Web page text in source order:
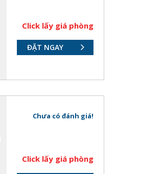
Click lấy giá phòng
ĐẶT NGAY
Chưa có đánh giá!
Click lấy giá phòng